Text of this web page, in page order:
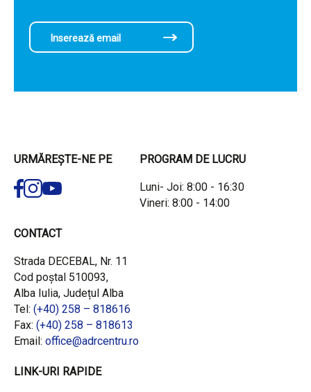
URMĂREȘTE-NE PE PROGRAM DE LUCRU
Luni- Joi: 8:00 - 16:30
Vineri: 8:00 - 14:00
CONTACT
Strada DECEBAL, Nr. 11
Cod poștal 510093,
Alba Iulia, Județul Alba
Tel: (+40) 258 – 818616
Fax: (+40) 258 – 818613
Email: office@adrcentru.ro
LINK-URI RAPIDE